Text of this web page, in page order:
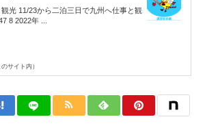
光 11/23から二泊三日で九州へ仕事と観
8 2022年 ...
サイト内）